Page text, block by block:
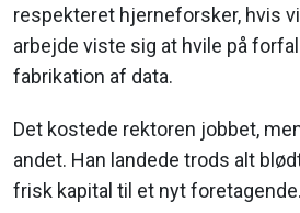
respekteret hjerneforsker, hvis
arbejde viste sig at hvile på
fabrikation af data.
Det kostede rektoren jobbet,
andet. Han landede trods alt
frisk kapital til et nyt foretagende.